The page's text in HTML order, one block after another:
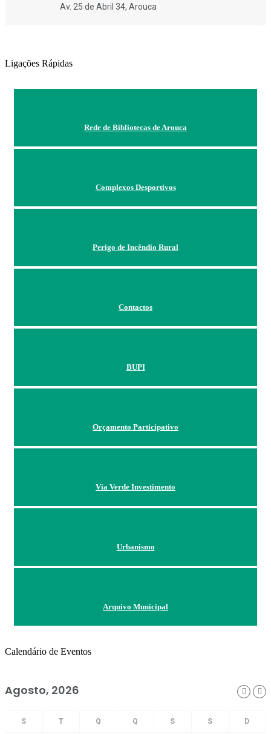
Av. 25 de Abril 34, Arouca
Ligações Rápidas
Rede de Bibliotecas de Arouca
Complexos Desportivos
Perigo de Incêndio Rural
Contactos
BUPI
Orçamento Participativo
Via Verde Investimento
Urbanismo
Arquivo Municipal
Calendário de Eventos
Agosto, 2026